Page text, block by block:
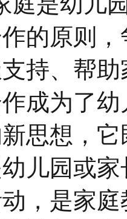
的原则
持、帮
成为了
思想，
儿园或
，是家